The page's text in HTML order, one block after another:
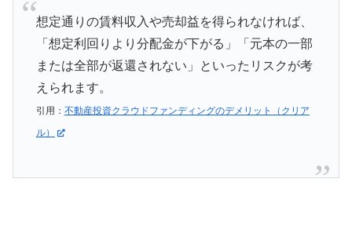
想定通りの賃料収入や売却益を得られなければ、
「想定利回りより分配金が下がる」「元本の一部
または全部が返還されない」といったリスクが考
えられます。
引用： 不動産投資クラウドファンディングのデメリット（クリア
ル）